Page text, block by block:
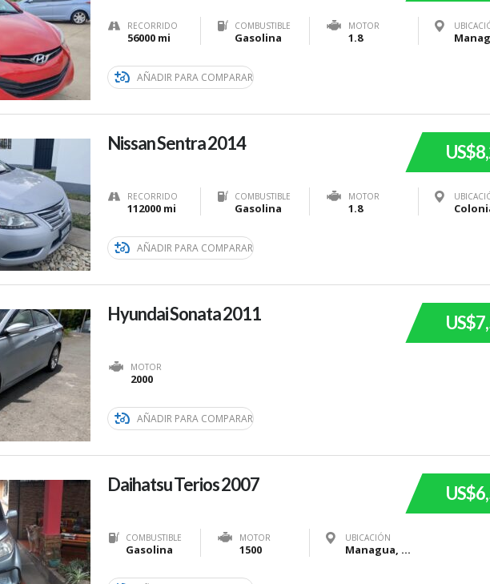
RECORRIDO
56000 mi
COMBUSTIBLE
Gasolina
MOTOR
1.8
AÑADIR PARA COMPARAR
Nissan Sentra 2014
RECORRIDO
112000 mi
COMBUSTIBLE
Gasolina
MOTOR
1.8
AÑADIR PARA COMPARAR
Hyundai Sonata 2011
MOTOR
2000
AÑADIR PARA COMPARAR
Daihatsu Terios 2007
COMBUSTIBLE
Gasolina
MOTOR
1500
UBICACIÓN
Managua, Nicaragua